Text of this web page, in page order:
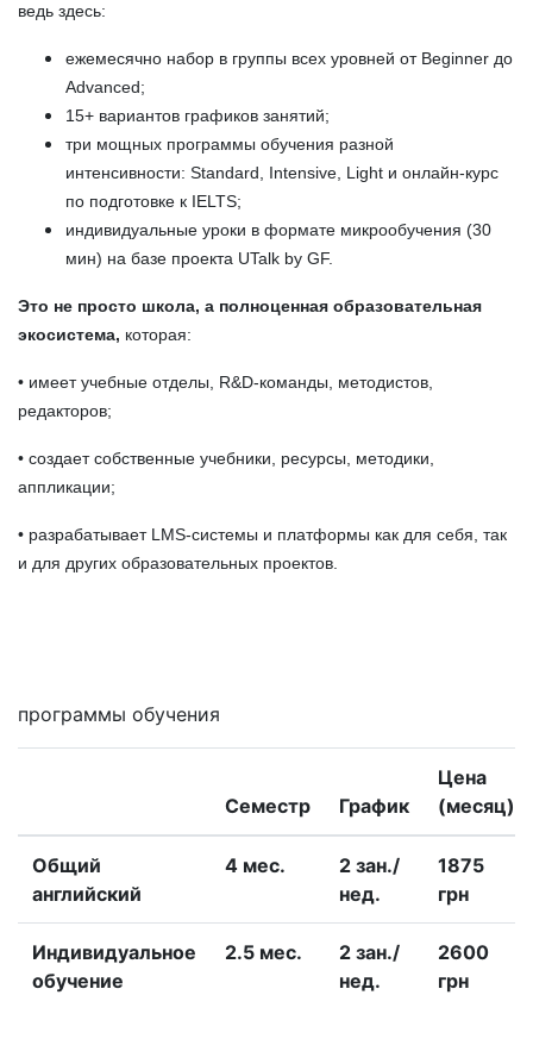
ведь здесь:
ежемесячно набор в группы всех уровней от Beginner до
Advanced;
15+ вариантов графиков занятий;
три мощных программы обучения разной
интенсивности: Standard, Intensive, Light и онлайн-курс
по подготовке к IELTS;
индивидуальные уроки в формате микрообучения (30
мин) на базе проекта UTalk by GF.
Это не просто школа, а полноценная образовательная
экосистема, которая:
• имеет учебные отделы, R&D-команды, методистов,
редакторов;
• создает собственные учебники, ресурсы, методики,
аппликации;
• разрабатывает LMS-системы и платформы как для себя, так
и для других образовательных проектов.
программы обучения
Семестр График
Цена
(месяц)
Общий
английский
4 меc.
2 зан./
нед.
1875
грн
Индивидуальное
обучение
2.5 меc.
2 зан./
нед.
2600
грн